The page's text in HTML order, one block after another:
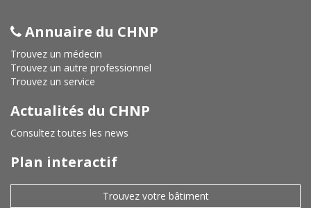
Annuaire du CHNP
Trouvez un médecin
Trouvez un autre professionnel
Trouvez un service
Actualités du CHNP
Consultez toutes les news
Plan interactif
Trouvez votre bâtiment